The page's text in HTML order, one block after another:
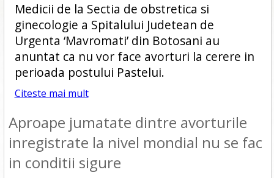
Medicii de la Sectia de obstretica si
ginecologie a Spitalului Judetean de
Urgenta ‘Mavromati’ din Botosani au
anuntat ca nu vor face avorturi la cerere in
perioada postului Pastelui.
Citeste mai mult
Aproape jumatate dintre avorturile
inregistrate la nivel mondial nu se fac
in conditii sigure